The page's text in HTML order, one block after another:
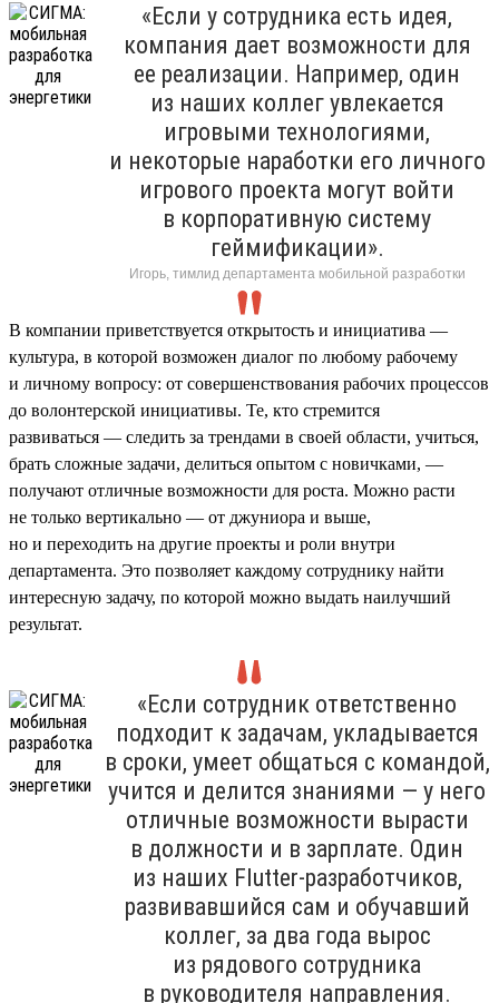
«Если у сотрудника есть идея,
компания дает возможности для
ее реализации. Например, один
из наших коллег увлекается
игровыми технологиями,
и некоторые наработки его личного
игрового проекта могут войти
в корпоративную систему
геймификации».
Игорь, тимлид департамента мобильной разработки
В компании приветствуется открытость и инициатива —
культура, в которой возможен диалог по любому рабочему
и личному вопросу: от совершенствования рабочих процессов
до волонтерской инициативы. Те, кто стремится
развиваться — следить за трендами в своей области, учиться,
брать сложные задачи, делиться опытом с новичками, —
получают отличные возможности для роста. Можно расти
не только вертикально — от джуниора и выше,
но и переходить на другие проекты и роли внутри
департамента. Это позволяет каждому сотруднику найти
интересную задачу, по которой можно выдать наилучший
результат.
«Если сотрудник ответственно
подходит к задачам, укладывается
в сроки, умеет общаться с командой,
учится и делится знаниями — у него
отличные возможности вырасти
в должности и в зарплате. Один
из наших Flutter-разработчиков,
развивавшийся сам и обучавший
коллег, за два года вырос
из рядового сотрудника
в руководителя направления.